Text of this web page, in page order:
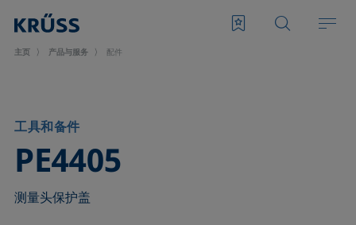
主页 产品与服务 配件
工具和备件
PE4405
–
测量头保护盖